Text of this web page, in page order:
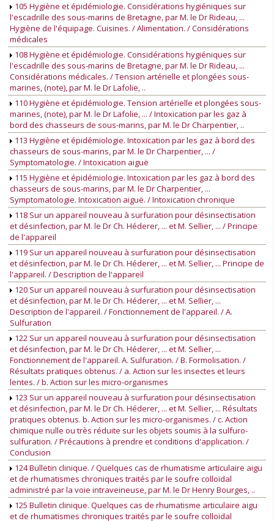
105 Hygiène et épidémiologie. Considérations hygiéniques sur
l'escadrille des sous-marins de Bretagne, par M. le Dr Rideau, ...
Hygiène de l'équipage. Cuisines. / Alimentation. / Considérations
médicales
108 Hygiène et épidémiologie. Considérations hygiéniques sur
l'escadrille des sous-marins de Bretagne, par M. le Dr Rideau, ...
Considérations médicales. / Tension artérielle et plongées sous-
marines, (note), par M. le Dr Lafolie, ..
110 Hygiène et épidémiologie. Tension artérielle et plongées sous-
marines, (note), par M. le Dr Lafolie, ... / Intoxication par les gaz à
bord des chasseurs de sous-marins, par M. le Dr Charpentier, ..
113 Hygiène et épidémiologie. Intoxication par les gaz à bord des
chasseurs de sous-marins, par M. le Dr Charpentier, ... /
Symptomatologie. / Intoxication aiguë
115 Hygiène et épidémiologie. Intoxication par les gaz à bord des
chasseurs de sous-marins, par M. le Dr Charpentier, ...
Symptomatologie. Intoxication aiguë. / Intoxication chronique
118 Sur un appareil nouveau à surfuration pour désinsectisation
et désinfection, par M. le Dr Ch. Héderer, ... et M. Sellier, ... / Principe
de l'appareil
119 Sur un appareil nouveau à surfuration pour désinsectisation
et désinfection, par M. le Dr Ch. Héderer, ... et M. Sellier, ... Principe de
l'appareil. / Description de l'appareil
120 Sur un appareil nouveau à surfuration pour désinsectisation
et désinfection, par M. le Dr Ch. Héderer, ... et M. Sellier, ...
Description de l'appareil. / Fonctionnement de l'appareil. / A.
Sulfuration
122 Sur un appareil nouveau à surfuration pour désinsectisation
et désinfection, par M. le Dr Ch. Héderer, ... et M. Sellier, ...
Fonctionnement de l'appareil. A. Sulfuration. / B. Formolisation. /
Résultats pratiques obtenus. / a. Action sur les insectes et leurs
lentes. / b. Action sur les micro-organismes
123 Sur un appareil nouveau à surfuration pour désinsectisation
et désinfection, par M. le Dr Ch. Héderer, ... et M. Sellier, ... Résultats
pratiques obtenus. b. Action sur les micro-organismes. / c. Action
chimique nulle ou très réduite sur les objets soumis à la sulfuro-
sulfuration. / Précautions à prendre et conditions d'application. /
Conclusion
124 Bulletin clinique. / Quelques cas de rhumatisme articulaire aigu
et de rhumatismes chroniques traités par le soufre colloïdal
administré par la voie intraveineuse, par M. le Dr Henry Bourges, ..
125 Bulletin clinique. Quelques cas de rhumatisme articulaire aigu
et de rhumatismes chroniques traités par le soufre colloïdal